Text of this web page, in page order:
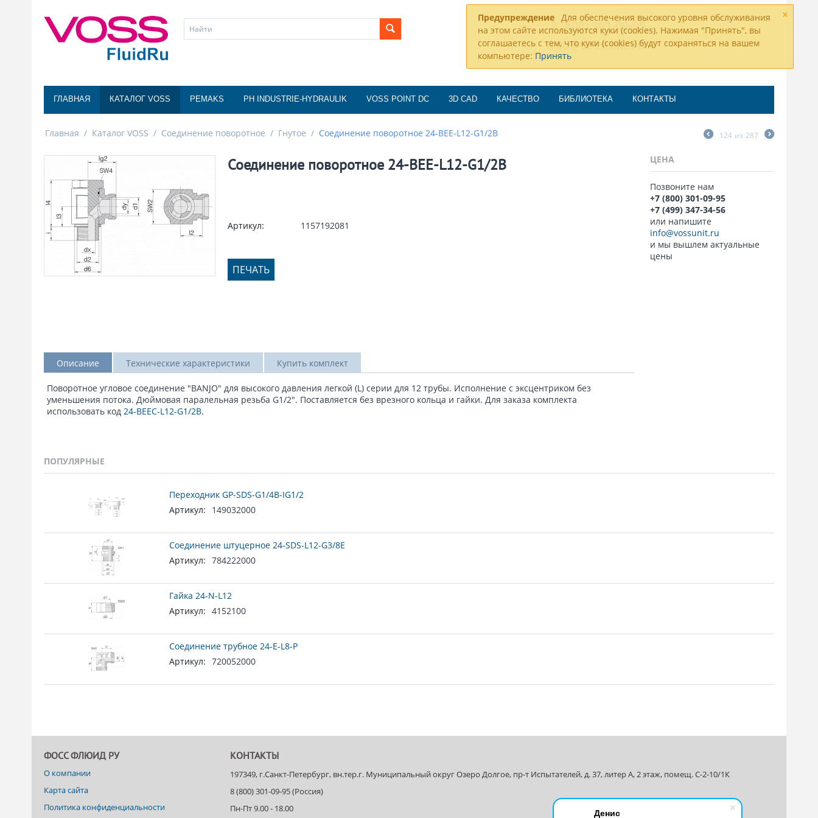
Денис
×
Предупреждение Для обеспечения высокого уровня обслуживания
на этом сайте используются куки (cookies). Нажимая "Принять", вы
соглашаетесь с тем, что куки (cookies) будут сохраняться на вашем
компьютере: Принять
8 (800) 301-09-95
info@vossunit.ru
ГЛАВНАЯ КАТАЛОГ VOSS PEMAKS PH INDUSTRIE-HYDRAULIK VOSS POINT DC 3D CAD КАЧЕСТВО БИБЛИОТЕКА КОНТАКТЫ
Главная / Каталог VOSS / Соединение поворотное / Гнутое / Соединение поворотное 24-BEE-L12-G1/2B 124 из 287
Соединение поворотное 24-BEE-L12-G1/2B
Артикул: 1157192081
ПЕЧАТЬ
Описание Технические характеристики Купить комплект
Поворотное угловое соединение "BANJO" для высокого давления легкой (L) серии для 12 трубы. Исполнение с эксцентриком без
уменьшения потока. Дюймовая паралельная резьба G1/2". Поставляется без врезного кольца и гайки. Для заказа комплекта
использовать код 24-BEEC-L12-G1/2B.
ЦЕНА
Позвоните нам
+7 (800) 301-09-95
+7 (499) 347-34-56
или напишите
info@vossunit.ru
и мы вышлем актуальные
цены
ПОПУЛЯРНЫЕ
Переходник GP-SDS-G1/4B-IG1/2
Артикул:
149032000
Соединение штуцерное 24-SDS-L12-G3/8E
Артикул: 784222000
Гайка 24-N-L12
Артикул: 4152100
Соединение трубное 24-E-L8-P
Артикул: 720052000
ФОСС ФЛЮИД РУ
О компании
Карта сайта
Политика конфиденциальности
КОНТАКТЫ
197349, г.Санкт-Петербург, вн.тер.г. Муниципальный округ Озеро Долгое, пр-т Испытателей, д. 37, литер А, 2 этаж, помещ. С-2-10/1К
8 (800) 301-09-95 (Россия)
Пн-Пт 9.00 - 18.00